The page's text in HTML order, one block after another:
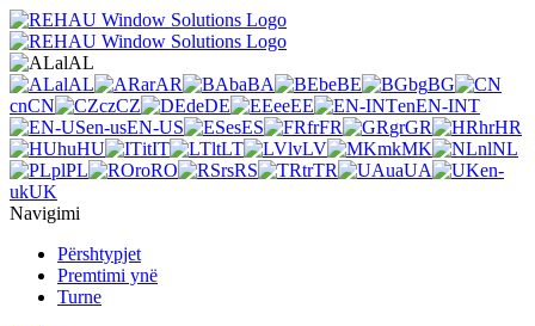
alAL
alAL arAR baBA beBE bgBG
cnCN czCZ deDE eeEE enEN-INT
en-usEN-US esES frFR grGR hrHR
huHU itIT ltLT lvLV mkMK nlNL
plPL roRO rsRS trTR uaUA
en-
ukUK
Navigimi
Përshtypjet
Premtimi ynë
Turne